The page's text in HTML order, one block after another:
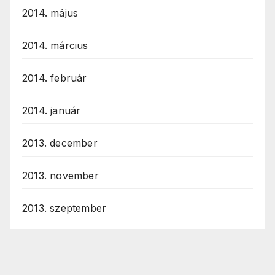
2014. május
2014. március
2014. február
2014. január
2013. december
2013. november
2013. szeptember